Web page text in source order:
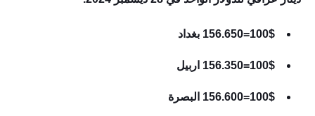
100$=156.650 بغداد
100$=156.350 اربيل
100$=156.600 البصرة